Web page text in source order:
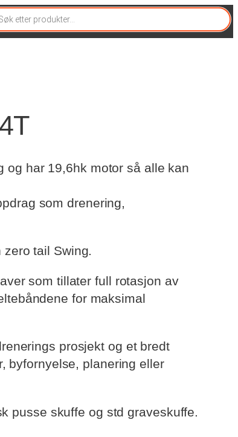
og har 19,6hk motor så alle kan
som drenering,
tail Swing.
som tillater full rotasjon av
for maksimal
prosjekt og et bredt
byfornyelse, planering eller
pusse skuffe og std graveskuffe.